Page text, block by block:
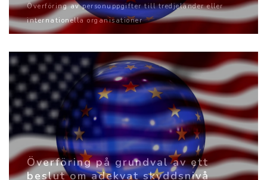
Överföring av personuppgifter till tredjeländer eller
internationella organisationer
Överföring på grundval av ett
beslut om adekvat skyddsnivå